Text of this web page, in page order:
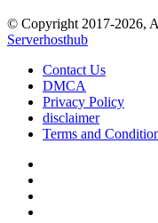
© Copyright 2017-2026,
Serverhosthub
Contact Us
DMCA
Privacy Policy
disclaimer
Terms and